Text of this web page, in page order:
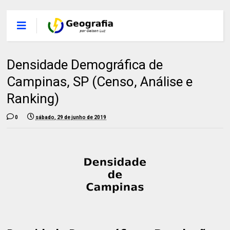
Densidade Demográfica de
Campinas, SP (Censo, Análise e
Ranking)
0 sábado, 29 de junho de 2019